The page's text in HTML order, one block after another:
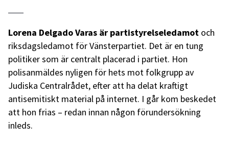
Lorena Delgado Varas är partistyrelseledamot och
riksdagsledamot för Vänsterpartiet. Det är en tung
politiker som är centralt placerad i partiet. Hon
polisanmäldes nyligen för hets mot folkgrupp av
Judiska Centralrådet, efter att ha delat kraftigt
antisemitiskt material på internet. I går kom beskedet
att hon frias – redan innan någon förundersökning
inleds.